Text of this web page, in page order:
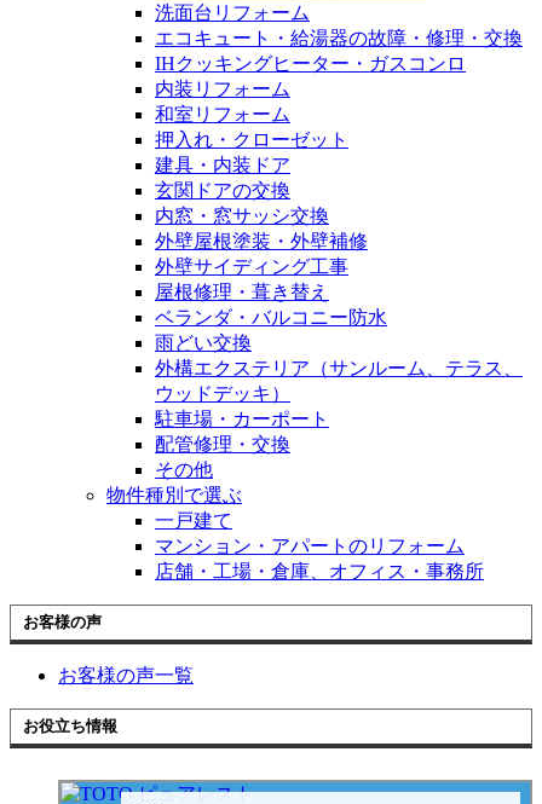
洗面台リフォーム
エコキュート・給湯器の故障・修理・交換
IHクッキングヒーター・ガスコンロ
内装リフォーム
和室リフォーム
押入れ・クローゼット
建具・内装ドア
玄関ドアの交換
内窓・窓サッシ交換
外壁屋根塗装・外壁補修
外壁サイディング工事
屋根修理・葺き替え
ベランダ・バルコニー防水
雨どい交換
外構エクステリア（サンルーム、テラス、
ウッドデッキ）
駐車場・カーポート
配管修理・交換
その他
物件種別で選ぶ
一戸建て
マンション・アパートのリフォーム
店舗・工場・倉庫、オフィス・事務所
お客様の声
お客様の声一覧
お役立ち情報